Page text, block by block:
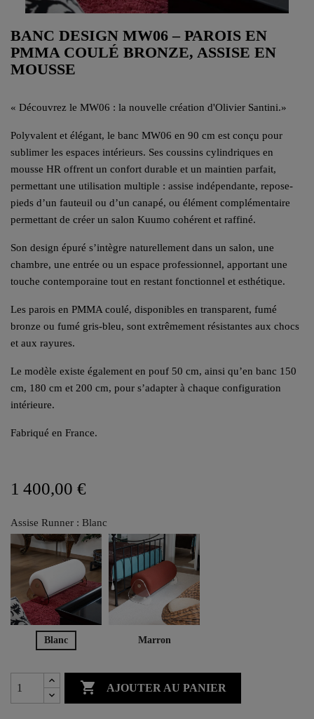
BANC DESIGN MW06 – PAROIS EN
PMMA COULÉ BRONZE, ASSISE EN
MOUSSE
« Découvrez le MW06 : la nouvelle création d'Olivier Santini.»
Polyvalent et élégant, le banc MW06 en 90 cm est conçu pour
sublimer les espaces intérieurs. Ses coussins cylindriques en
mousse HR offrent un confort durable et un maintien parfait,
permettant une utilisation multiple : assise indépendante, repose-
pieds d’un fauteuil ou d’un canapé, ou élément complémentaire
permettant de créer un salon Kuumo cohérent et raffiné.
Son design épuré s’intègre naturellement dans un salon, une
chambre, une entrée ou un espace professionnel, apportant une
touche contemporaine tout en restant fonctionnel et esthétique.
Les parois en PMMA coulé, disponibles en transparent, fumé
bronze ou fumé gris-bleu, sont extrêmement résistantes aux chocs
et aux rayures.
Le modèle existe également en pouf 50 cm, ainsi qu’en banc 150
cm, 180 cm et 200 cm, pour s’adapter à chaque configuration
intérieure.
Fabriqué en France.
1 400,00 €
Assise Runner : Blanc
Blanc Marron
 AJOUTER AU PANIER